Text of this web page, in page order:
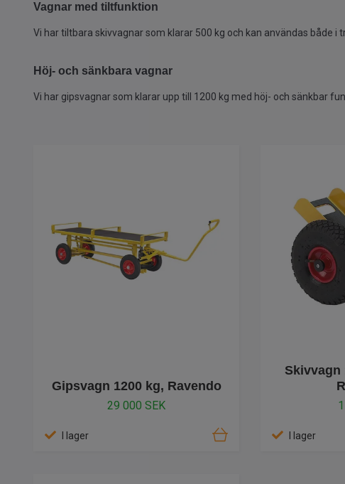
Vagnar med tiltfunktion
Vi har tiltbara skivvagnar som klarar 500 kg och kan användas både
Höj- och sänkbara vagnar
Vi har gipsvagnar som klarar upp till 1200 kg med höj- och sänkbar
Gipsvagn 1200 kg, Ravendo
29 000 SEK
I lager
Skivvagn
I lager